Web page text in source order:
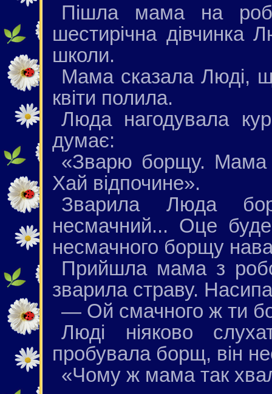
Пішла мама на
шестирічна
школи.
Мама сказала Люді,
квіти полила.
Люда нагодувала
думає:
«Зварю борщу. Мама
Хай відпочине».
Зварила Люда
несмачний... Оце
несмачного борщу
Прийшла мама з
зварила страву.
— Ой смачного ж ти
Люді ніяково
пробувала борщ, він
«Чому ж мама так